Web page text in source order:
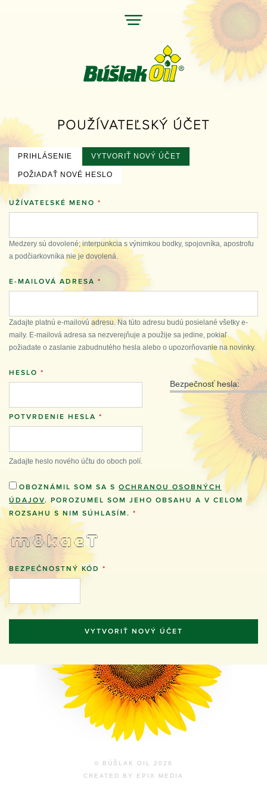
Back
top
POUŽÍVATEĽSKÝ ÚČET
PRIMÁRNE
KARTY
PRIHLÁSENIE VYTVORIŤ NOVÝ ÚČET
POŽIADAŤ NOVÉ HESLO
UŽÍVATEĽSKÉ MENO *
Medzery sú dovolené; interpunkcia s výnimkou bodky, spojovníka, apostrofu
a podčiarkovníka nie je dovolená.
E-MAILOVÁ ADRESA *
Zadajte platnú e-mailovú adresu. Na túto adresu budú posielané všetky e-
maily. E-mailová adresa sa nezverejňuje a použije sa jedine, pokiaľ
požiadate o zaslanie zabudnutého hesla alebo o upozorňovanie na novinky.
Bezpečnosť hesla:
HESLO *
POTVRDENIE HESLA *
Zadajte heslo nového účtu do oboch polí.
OBOZNÁMIL SOM SA S OCHRANOU OSOBNÝCH
ÚDAJOV. POROZUMEL SOM JEHO OBSAHU A V CELOM
ROZSAHU S NIM SÚHLASÍM. *
               ___    _                     _____
  _ __ ___    ( _ )  | | __   __ _    ___  |_   _|
| '_ ` _ \   / _ \  | |/ /  / _` |  / _ \   | |
| | | | | | | (_) | |   <  | (_| | |  __/   | |
|_| |_| |_|  \___/  |_|\_\  \__,_|  \___|   |_|
BEZPEČNOSTNÝ KÓD *
© BÚŠLAK OIL 2026
CREATED BY EPIX MEDIA